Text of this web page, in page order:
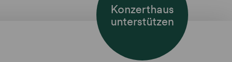
Konzerthaus
unterstützen